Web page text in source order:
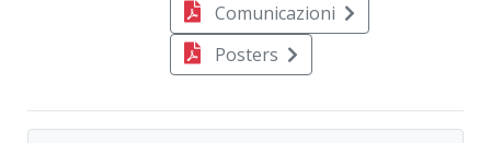
Comunicazioni
Posters